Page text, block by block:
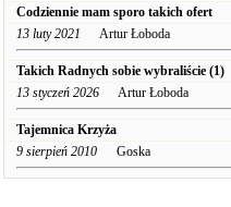
Codziennie mam sporo takich ofert
13 luty 2021 Artur Łoboda
Takich Radnych sobie wybraliście (1)
13 styczeń 2026 Artur Łoboda
Tajemnica Krzyża
9 sierpień 2010 Goska